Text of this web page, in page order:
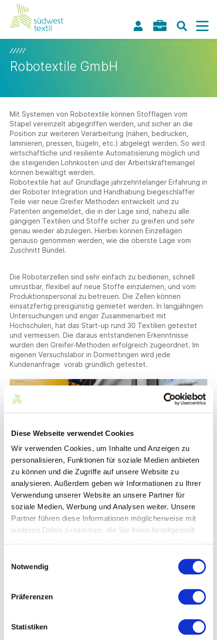
Diese Webseite verwendet Cookies
Wir verwenden Cookies, um Inhalte und Anzeigen zu
personalisieren, Funktionen für soziale Medien anbieten
zu können und die Zugriffe auf unsere Website zu
analysieren. Außerdem geben wir Informationen zu Ihrer
Verwendung unserer Website an unsere Partner für
soziale Medien, Werbung und Analysen weiter. Unsere
Partner führen diese Informationen möglicherweise mit
weiteren Daten zusammen, die Sie ihnen bereitgestellt
Notwendig
Präferenzen
Statistiken
Robotextile GmbH
Mit Systemen von Robotextile können Stofflagen vom
Stapel vereinzelt abgegriffen werden, und sicher an die
Position zur weiteren Verarbeitung (nähen, bedrucken,
laminieren, pressen, bügeln, etc.) abgelegt werden. So wird
wirtschaftliche und resiliente Automatisierung möglich und
die steigenden Lohnkosten und der Arbeitskräftemangel
können bewältigt werden.
Robotextile hat auf Grundlage jahrzehntelanger Erfahrung in
der Roboter Integration und Handhabung biegeschlaffer
Teile vier neue Greifer Methoden entwickelt und zu
Patenten angemeldet, die in der Lage sind, nahezu alle
gängigen Textilien und Stoffe sicher zu greifen und sehr
genau wieder abzulegen. Hierbei können Einzellagen
genauso genommen werden, wie die oberste Lage vom
Zuschnitt Bündel.
Die Roboterzellen sind sehr einfach zu bedienen, schnell
umrüstbar, flexibel auf neue Stoffe einzulernen, und vom
Produktionspersonal zu betreuen. Die Zellen können
einsatzfertig preisgünstig gemietet werden. In langjährigen
Untersuchungen und enger Zusammenarbeit mit
Hochschulen, hat das Start-up rund 30 Textilien getestet
und vermessen. Die daraus entstandenen Erkenntnisse
wurden den Greifer-Methoden erfolgreich zugeordnet. Im
eigenen Versuchslabor in Dormettingen wird jede
Kundenanfrage vorab gründlich getestet.
Kontakt
Robotextile GmbH
www.robotextile.com